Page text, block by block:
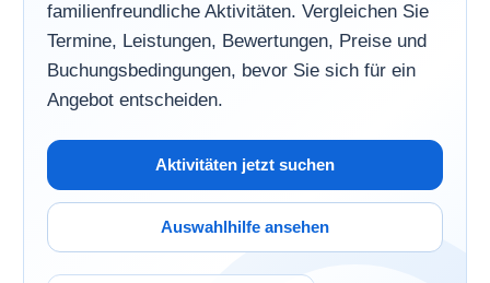
familienfreundliche Aktivitäten. Vergleichen Sie
Termine, Leistungen, Bewertungen, Preise und
Buchungsbedingungen, bevor Sie sich für ein
Angebot entscheiden.
Aktivitäten jetzt suchen
Auswahlhilfe ansehen